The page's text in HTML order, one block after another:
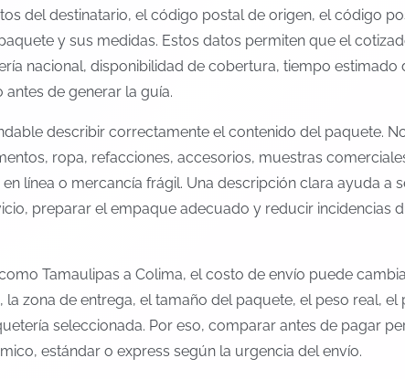
del destinatario, el código postal de origen, el código
y sus medidas. Estos datos permiten que el
nacional, disponibilidad de cobertura, tiempo estimado
de generar la guía.
describir correctamente el contenido del paquete.
ropa, refacciones, accesorios, muestras
línea o mercancía frágil. Una descripción clara ayuda a
preparar el empaque adecuado y reducir incidencias
Tamaulipas a Colima, el costo de envío puede
zona de entrega, el tamaño del paquete, el peso real, el
seleccionada. Por eso, comparar antes de pagar
estándar o express según la urgencia del envío.